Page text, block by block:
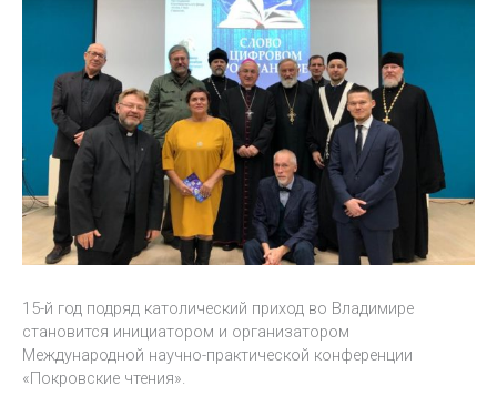
15-й год подряд католический приход во Владимире
становится инициатором и организатором
Международной научно-практической конференции
«Покровские чтения».